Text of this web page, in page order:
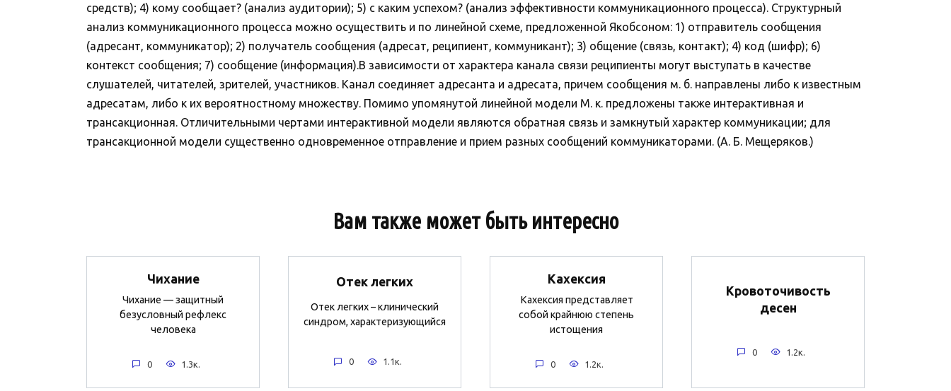
средств); 4) кому сообщает? (анализ аудитории); 5) с каким успехом? (анализ эффективности коммуникационного процесса). Структурный
анализ коммуникационного процесса можно осуществить и по линейной схеме, предложенной Якобсоном: 1) отправитель сообщения
(адресант, коммуникатор); 2) получатель сообщения (адресат, реципиент, коммуникант); 3) общение (связь, контакт); 4) код (шифр); 6)
контекст сообщения; 7) сообщение (информация).В зависимости от характера канала связи реципиенты могут выступать в качестве
слушателей, читателей, зрителей, участников. Канал соединяет адресанта и адресата, причем сообщения м. б. направлены либо к известным
адресатам, либо к их вероятностному множеству. Помимо упомянутой линейной модели М. к. предложены также интерактивная и
трансакционная. Отличительными чертами интерактивной модели являются обратная связь и замкнутый характер коммуникации; для
трансакционной модели существенно одновременное отправление и прием разных сообщений коммуникаторами. (А. Б. Мещеряков.)
Вам также может быть интересно
Чихание
Чихание — защитный
безусловный рефлекс
человека
0 1.3к.
Отек легких
Отек легких – клинический
синдром, характеризующийся
0 1.1к.
Кахексия
Кахексия представляет
собой крайнюю степень
истощения
0 1.2к.
Кровоточивость
десен
0 1.2к.